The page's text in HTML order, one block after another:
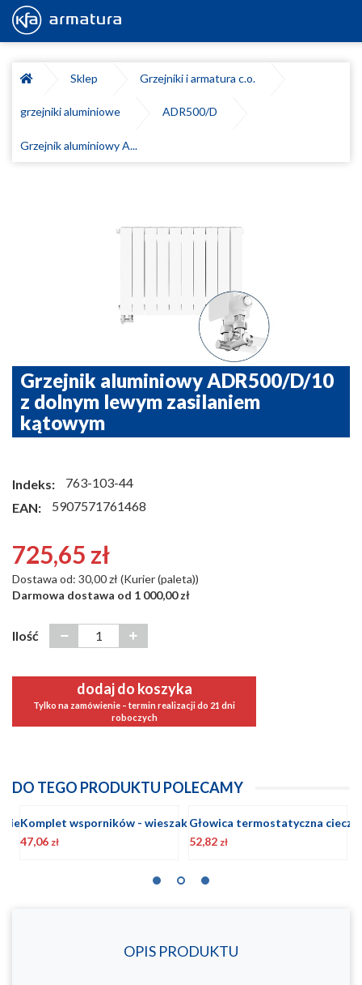
Sklep Grzejniki i armatura c.o.
grzejniki aluminiowe ADR500/D
Grzejnik aluminiowy A...
Grzejnik aluminiowy ADR500/D/10
z dolnym lewym zasilaniem
kątowym
Indeks:
763-103-44
EAN:
5907571761468
725,65 zł
Dostawa od: 30,00 zł (Kurier (paleta))
Darmowa dostawa od 1 000,00 zł
Ilość
dodaj do koszyka
Tylko na zamówienie – termin realizacji do 21 dni
roboczych
DO TEGO PRODUKTU POLECAMY
Komplet wsporników - wieszaków do grzejnika aluminiowego
Głowica termostatyczna cieczowa GT BIAŁA
52,82 zł 77,49 zł
OPIS PRODUKTU